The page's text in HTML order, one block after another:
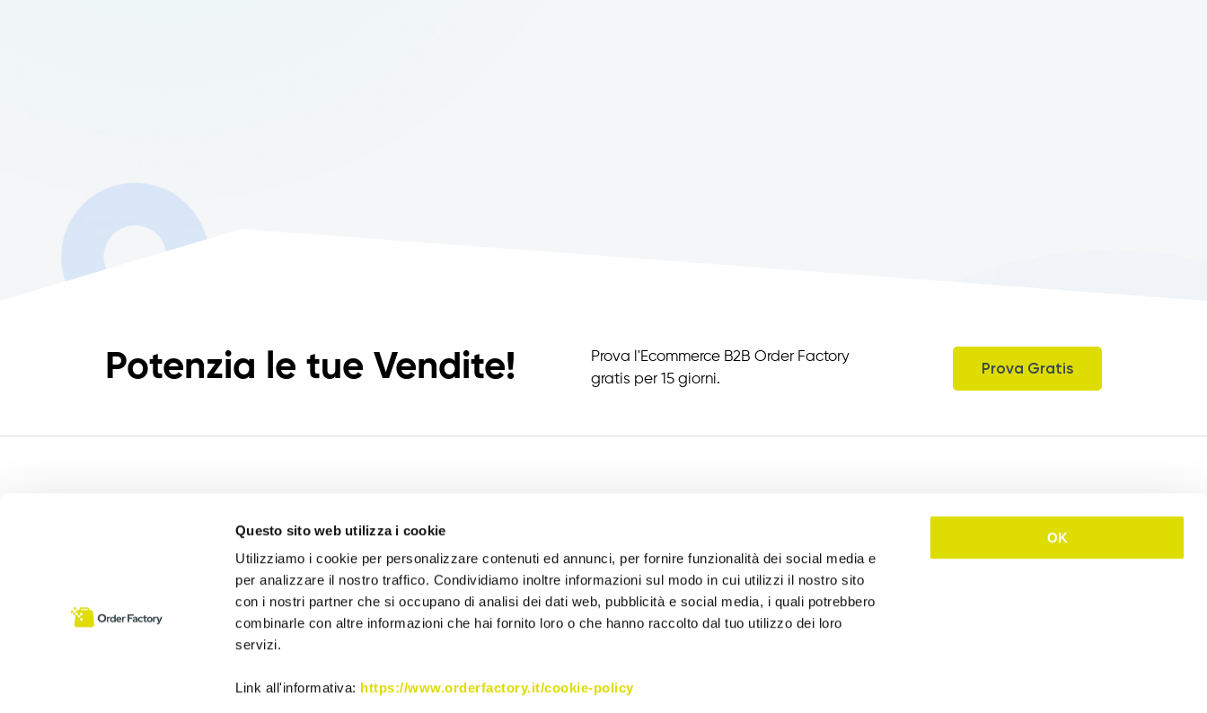
Questo sito web utilizza i cookie
Utilizziamo i cookie per personalizzare contenuti ed annunci, per fornire funzionalità dei social media e
per analizzare il nostro traffico. Condividiamo inoltre informazioni sul modo in cui utilizzi il nostro sito
con i nostri partner che si occupano di analisi dei dati web, pubblicità e social media, i quali potrebbero
combinarle con altre informazioni che hai fornito loro o che hanno raccolto dal tuo utilizzo dei loro
servizi.
Link all'informativa: https://www.orderfactory.it/cookie-policy
OK
Potenzia le tue Vendite!
Prova l'Ecommerce B2B Order Factory
gratis per 15 giorni.
Prova Gratis
Order Factory è un software sviluppato da:
Via Europa 6 – 40061 Minerbio (BO)
Moduli aggiuntivi
Case History
OF Enterprise
OF Fashion
EN Seguici